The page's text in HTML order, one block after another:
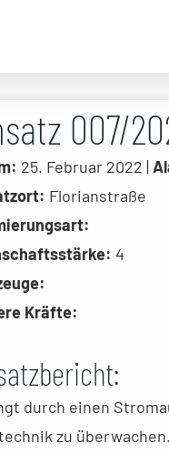
007/
25. Februar 2022 |
Florianstraße
4
Kräfte:
durch einen
zu